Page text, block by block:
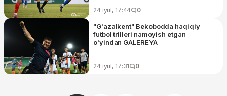
24 iyul, 17:44 0
"G'azalkent" Bekobodda haqiqiy
futbol trilleri namoyish etgan
o'yindan GALEREYA
24 iyul, 17:31 0